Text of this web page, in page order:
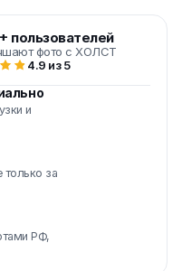
пользователей
фото с ХОЛСТ
4.9 из 5
и
только за
РФ,